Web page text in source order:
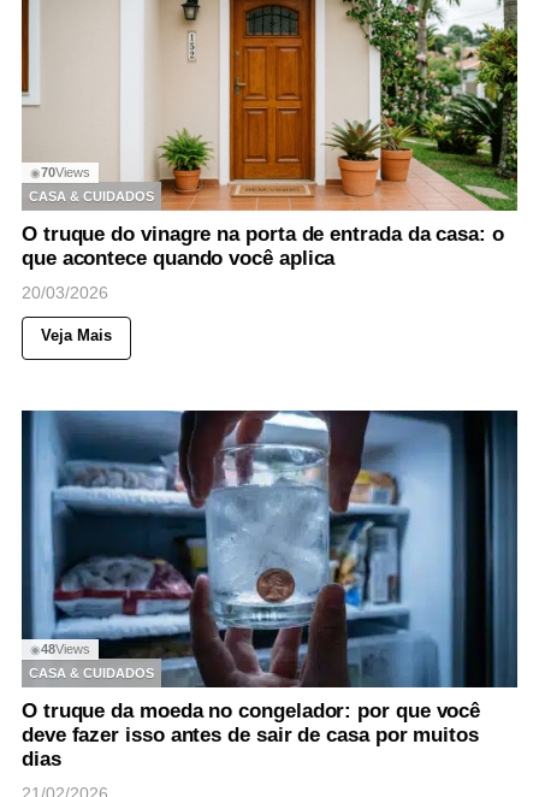
◉70Views
CASA & CUIDADOS
O truque do vinagre na porta de entrada da casa: o
que acontece quando você aplica
20/03/2026
Veja Mais
◉48Views
CASA & CUIDADOS
O truque da moeda no congelador: por que você
deve fazer isso antes de sair de casa por muitos
dias